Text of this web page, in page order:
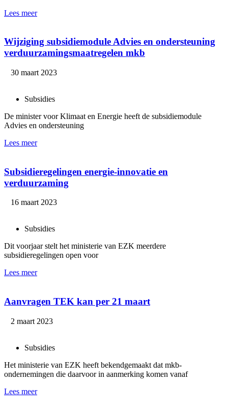
Lees meer
Wijziging subsidiemodule Advies en ondersteuning
verduurzamingsmaatregelen mkb
30 maart 2023
Subsidies
De minister voor Klimaat en Energie heeft de subsidiemodule
Advies en ondersteuning
Lees meer
Subsidieregelingen energie-innovatie en
verduurzaming
16 maart 2023
Subsidies
Dit voorjaar stelt het ministerie van EZK meerdere
subsidieregelingen open voor
Lees meer
Aanvragen TEK kan per 21 maart
2 maart 2023
Subsidies
Het ministerie van EZK heeft bekendgemaakt dat mkb-
ondernemingen die daarvoor in aanmerking komen vanaf
Lees meer